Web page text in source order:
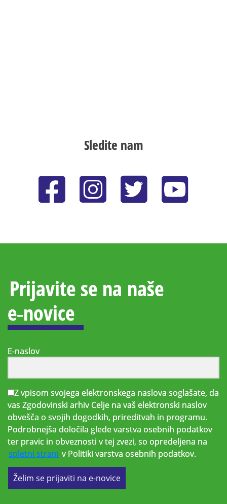
Sledite nam
Prijavite se na naše
e‑novice
E-naslov
Z vpisom svojega elektronskega naslova soglašate, da
vas Zgodovinski arhiv Celje na vaš elektronski naslov
obvešča o svojih dogodkih, prireditvah in programu.
Podrobnejša določila glede varstva osebnih podatkov
ter pravic in obveznosti v tej zvezi, so opredeljena na
spletni strani v Politiki varstva osebnih podatkov.
Želim se prijaviti na e-novice